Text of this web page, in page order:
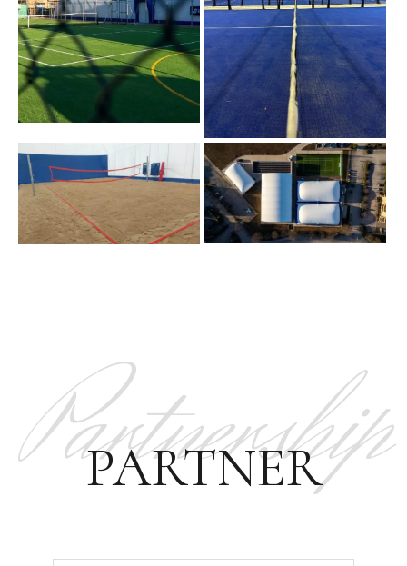
Partnership
PARTNER